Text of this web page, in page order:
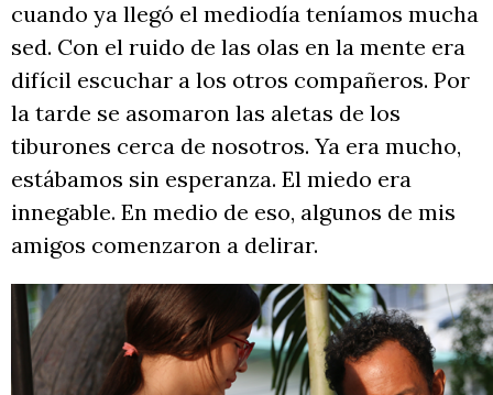
cuando ya llegó el mediodía teníamos mucha
sed. Con el ruido de las olas en la mente era
difícil escuchar a los otros compañeros. Por
la tarde se asomaron las aletas de los
tiburones cerca de nosotros. Ya era mucho,
estábamos sin esperanza. El miedo era
innegable. En medio de eso, algunos de mis
amigos comenzaron a delirar.